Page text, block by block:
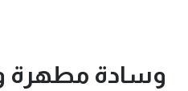
وسادة مطهرة